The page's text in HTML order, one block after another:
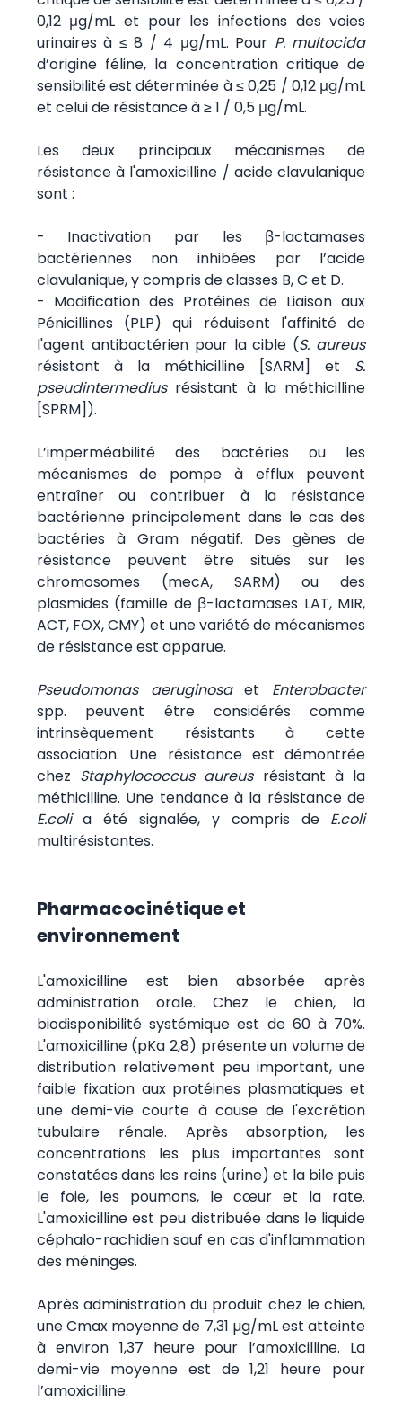
0,12 μg/mL et pour les infections des voies
urinaires à ≤ 8 / 4 μg/mL. Pour P. multocida
d’origine féline, la concentration critique de
sensibilité est déterminée à ≤ 0,25 / 0,12 μg/mL
et celui de résistance à ≥ 1 / 0,5 μg/mL.
Les deux principaux mécanismes de
résistance à l'amoxicilline / acide clavulanique
sont :
- Inactivation par les β-lactamases
bactériennes non inhibées par l’acide
clavulanique, y compris de classes B, C et D.
- Modification des Protéines de Liaison aux
Pénicillines (PLP) qui réduisent l'affinité de
l'agent antibactérien pour la cible (S. aureus
résistant à la méthicilline [SARM] et S.
pseudintermediusrésistant à la méthicilline
[SPRM]).
L’imperméabilité des bactéries ou les
mécanismes de pompe à efflux peuvent
entraîner ou contribuer à la résistance
bactérienne principalement dans le cas des
bactéries à Gram négatif. Des gènes de
résistance peuvent être situés sur les
chromosomes (mecA, SARM) ou des
plasmides (famille de β-lactamases LAT, MIR,
ACT, FOX, CMY) et une variété de mécanismes
de résistance est apparue.
Pseudomonas aeruginosaet Enterobacter
spp. peuvent être considérés comme
intrinsèquement résistants à cette
association. Une résistance est démontrée
chez Staphylococcus aureusrésistant à la
méthicilline. Une tendance à la résistance de
E.colia été signalée, y compris de E.coli
multirésistantes.
Pharmacocinétique et
environnement
L'amoxicilline est bien absorbée après
administration orale. Chez le chien, la
biodisponibilité systémique est de 60 à 70%.
L'amoxicilline (pKa 2,8) présente un volume de
distribution relativement peu important, une
faible fixation aux protéines plasmatiques et
une demi-vie courte à cause de l'excrétion
tubulaire rénale. Après absorption, les
concentrations les plus importantes sont
constatées dans les reins (urine) et la bile puis
le foie, les poumons, le cœur et la rate.
L'amoxicilline est peu distribuée dans le liquide
céphalo-rachidien sauf en cas d'inflammation
des méninges.
Après administration du produit chez le chien,
une Cmax moyenne de 7,31 µg/mL est atteinte
à environ 1,37 heure pour l’amoxicilline. La
demi-vie moyenne est de 1,21 heure pour
l’amoxicilline.